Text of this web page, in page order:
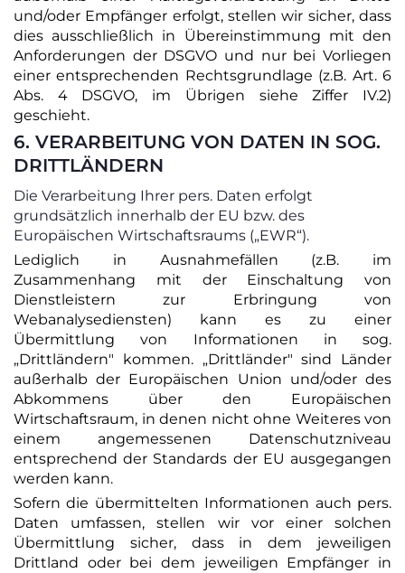
und/oder Empfänger erfolgt, stellen wir sicher, dass
dies ausschließlich in Übereinstimmung mit den
Anforderungen der DSGVO und nur bei Vorliegen
einer entsprechenden Rechtsgrundlage (z.B. Art. 6
Abs. 4 DSGVO, im Übrigen siehe Ziffer ‎IV.‎2)
geschieht.
6. VERARBEITUNG VON DATEN IN SOG.
DRITTLÄNDERN
Die Verarbeitung Ihrer pers. Daten erfolgt
grundsätzlich innerhalb der EU bzw. des
Europäischen Wirtschaftsraums („EWR“).
Lediglich in Ausnahmefällen (z.B. im
Zusammenhang mit der Einschaltung von
Dienstleistern zur Erbringung von
Webanalysediensten) kann es zu einer
Übermittlung von Informationen in sog.
„Drittländern" kommen. „Drittländer" sind Länder
außerhalb der Europäischen Union und/oder des
Abkommens über den Europäischen
Wirtschaftsraum, in denen nicht ohne Weiteres von
einem angemessenen Datenschutzniveau
entsprechend der Standards der EU ausgegangen
werden kann.
Sofern die übermittelten Informationen auch pers.
Daten umfassen, stellen wir vor einer solchen
Übermittlung sicher, dass in dem jeweiligen
Drittland oder bei dem jeweiligen Empfänger in